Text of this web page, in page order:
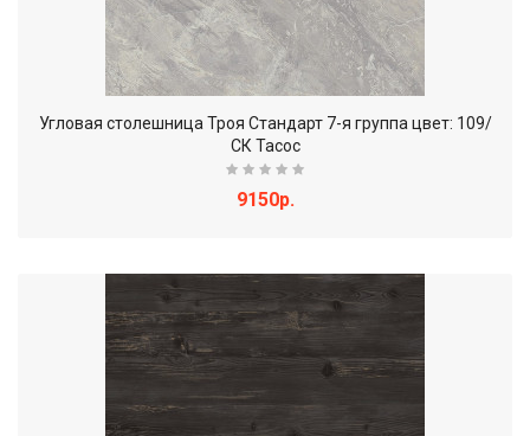
Угловая столешница Троя Стандарт 7-я группа цвет: 109/
СК Тасос
9150р.